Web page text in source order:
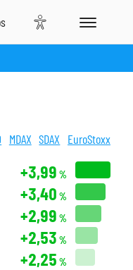
MDAX SDAX EuroStoxx
+3,99 %
+3,40 %
+2,99 %
+2,53 %
+2,25 %